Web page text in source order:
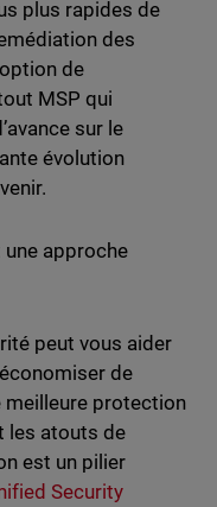
plus rapides de
des
de
MSP qui
sur le
évolution
approche
peut vous aider
de
meilleure protection
les atouts de
est un pilier
Security